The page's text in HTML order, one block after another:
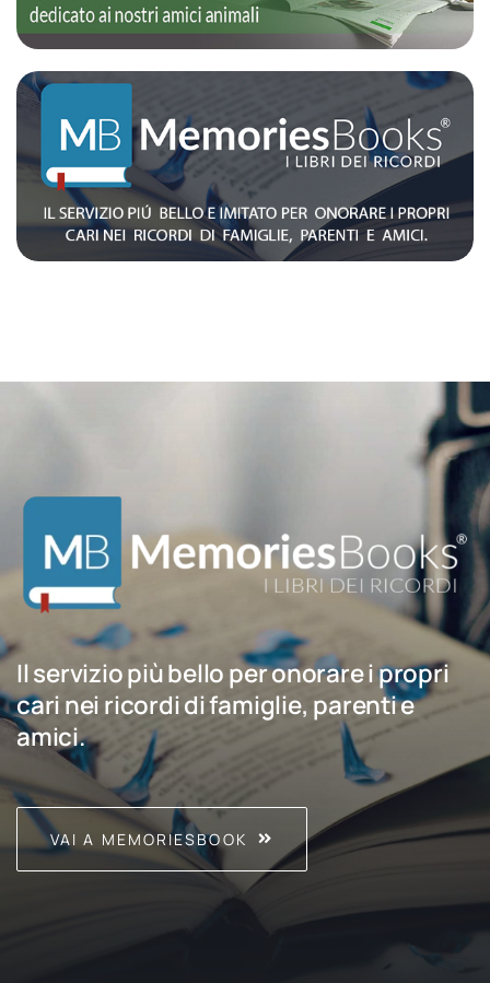
Il servizio più bello per onorare i propri
cari nei ricordi di famiglie, parenti e
amici.
VAI A MEMORIESBOOK